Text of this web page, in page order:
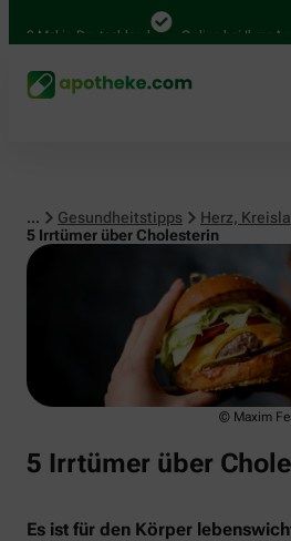
Mal in Deutschland Online bei Ihrer
... Gesundheitstipps
Herz,
5 Irrtümer über Cholesterin
Herz, Kreislauf & Stoffwechsel
© Maxim
5 Irrtümer über
Es ist für den Körper